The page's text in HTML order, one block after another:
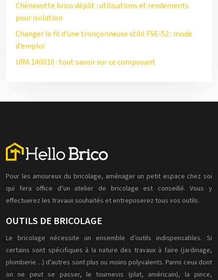
Chènevotte brico dépôt : utilisations et rendements
pour isolation
Changer le fil d’une tronçonneuse stihl FSE‑52 : mode
d’emploi
URA 140010 : tout savoir sur ce composant
Pour les amoureux du bricolage, aménager un petit espace chez soi
qui fera office d’un atelier de bricolage est conseillé. Vous y
effectuerez les travaux souhaités et entreposerez tous vos outils.
OUTILS DE BRICOLAGE
Le bricolage nécessite un ensemble d’outils indispensables. Si
certains sont spécifiques à la nature des travaux à faire (jardinage,
plomberie…) d’autres sont plus ou moins polyvalents. Parmi ceux dont
on ne peut se passer, le tournevis (plat, américain), la pince,